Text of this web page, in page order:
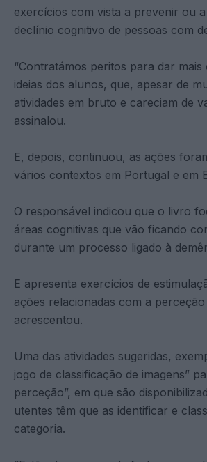
exercícios com vista a prevenir ou
declínio cognitivo de pessoas com
“Contratámos peritos para dar mais
ideias dos alunos, que, apesar de
atividades em bruto e careciam de
assinalou.
E, depois, continuou, as ações
vários contextos em Portugal e em
O responsável indicou que o livro
áreas cognitivas que vão ficando
durante um processo ligado à
E apresenta exercícios de
ações relacionadas com a
acrescentou.
Uma das atividades sugeridas,
jogo de classificação de imagens”
perceção”, em que são
utentes têm que as identificar e
categoria.